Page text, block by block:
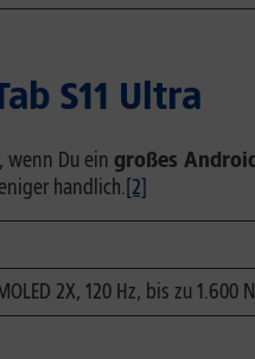
S11 Ultra
wenn Du ein großes
handlich.[2]
2X, 120 Hz, bis zu